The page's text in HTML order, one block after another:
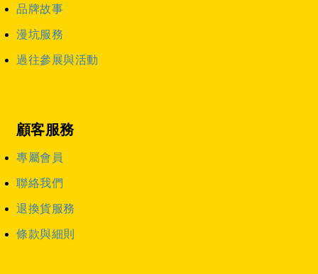
品牌故事
漫坑服務
過往參展與活動
顧客服務
專屬會員
聯絡我們
退換貨服務
條款與細則